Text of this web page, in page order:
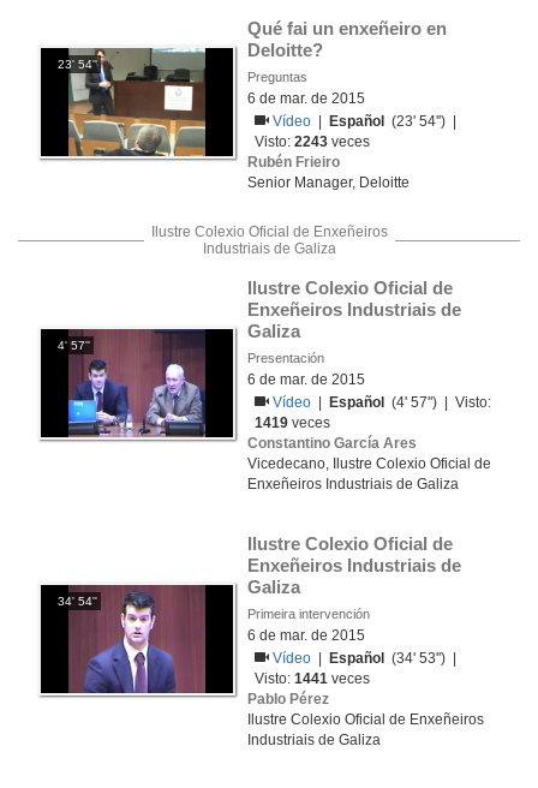
23' 54''
Qué fai un enxeñeiro en
Deloitte?
Preguntas
6 de mar. de 2015
Vídeo
Español
(23' 54'') |
Visto:2243 veces
Rubén Frieiro
Senior Manager, Deloitte
Ilustre Colexio Oficial de Enxeñeiros
Industriais de Galiza
4' 57''
Ilustre Colexio Oficial de
Enxeñeiros Industriais de
Galiza
Presentación
6 de mar. de 2015
Vídeo
Español
(4' 57'') | Visto:
1419 veces
Constantino García Ares
Vicedecano, Ilustre Colexio Oficial de
Enxeñeiros Industriais de Galiza
34' 54''
Ilustre Colexio Oficial de
Enxeñeiros Industriais de
Galiza
Primeira intervención
6 de mar. de 2015
Vídeo
Español
(34' 53'') |
Visto:1441 veces
Pablo Pérez
Ilustre Colexio Oficial de Enxeñeiros
Industriais de Galiza